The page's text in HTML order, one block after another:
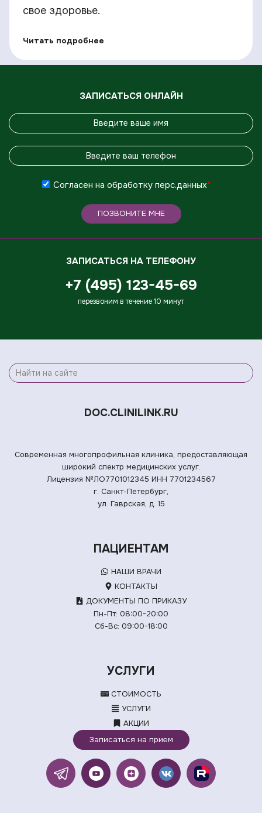
свое здоровье.
Читать подробнее
ЗАПИСАТЬСЯ ОНЛАЙН
Согласен на обработку перс.данных*
ПОЗВОНИТЕ МНЕ
ЗАПИСАТЬСЯ НА ТЕЛЕФОНУ
+7 (495) 123-45-69
перезвоним в течение 10 минут
DOC.CLINILINK.RU
Современная многопрофильная клиника, предоставляющая
широкий спектр медицинских услуг.
Лицензия №ЛО7701012345 ИНН 7701234567
г. Санкт-Петербург,
ул. Гаврская, д. 15
ПАЦИЕНТАМ
НАШИ ВРАЧИ
КОНТАКТЫ
ДОКУМЕНТЫ ПО ПРИКАЗУ
Пн-Пт: 08:00-20:00
Сб-Вс: 09:00-18:00
УСЛУГИ
СТОИМОСТЬ
УСЛУГИ
АКЦИИ
Записаться на прием